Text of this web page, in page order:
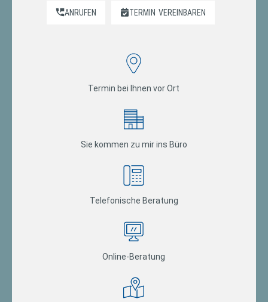
ANRUFEN TERMIN VEREINBAREN
Termin bei Ihnen vor Ort
Sie kommen zu mir ins Büro
Telefonische Beratung
Online-Beratung